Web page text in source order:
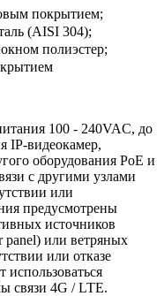
покрытием;
(AISI 304);
полиэстер;
100 - 240VAC, до
IP-видеокамер,
оборудования PoE и
с другими узлами
или
предусмотрены
источников
panel) или ветряных
или отказе
использоваться
связи 4G / LTE.